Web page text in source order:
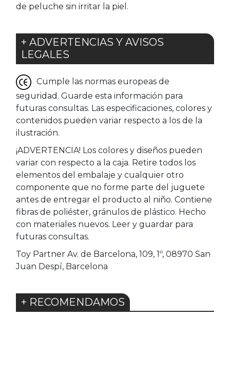
de peluche sin irritar la piel.
+ ADVERTENCIAS Y AVISOS
LEGALES
Cumple las normas europeas de
seguridad. Guarde esta información para
futuras consultas. Las especificaciones, colores y
contenidos pueden variar respecto a los de la
ilustración.
¡ADVERTENCIA! Los colores y diseños pueden
variar con respecto a la caja. Retire todos los
elementos del embalaje y cualquier otro
componente que no forme parte del juguete
antes de entregar el producto al niño. Contiene
fibras de poliéster, gránulos de plástico. Hecho
con materiales nuevos. Leer y guardar para
futuras consultas.
Toy Partner Av. de Barcelona, 109, 1º, 08970 San
Juan Despí, Barcelona
+ RECOMENDAMOS